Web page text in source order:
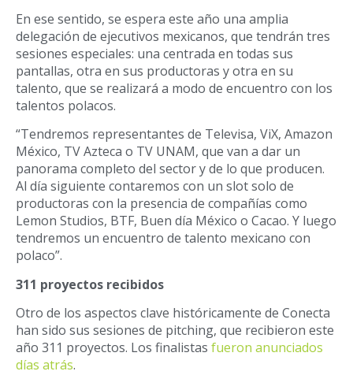
En ese sentido, se espera este año una amplia
delegación de ejecutivos mexicanos, que tendrán tres
sesiones especiales: una centrada en todas sus
pantallas, otra en sus productoras y otra en su
talento, que se realizará a modo de encuentro con los
talentos polacos.
“Tendremos representantes de Televisa, ViX, Amazon
México, TV Azteca o TV UNAM, que van a dar un
panorama completo del sector y de lo que producen.
Al día siguiente contaremos con un slot solo de
productoras con la presencia de compañías como
Lemon Studios, BTF, Buen día México o Cacao. Y luego
tendremos un encuentro de talento mexicano con
polaco”.
311 proyectos recibidos
Otro de los aspectos clave históricamente de Conecta
han sido sus sesiones de pitching, que recibieron este
año 311 proyectos. Los finalistas fueron anunciados
días atrás.